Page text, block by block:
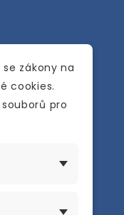
se
01
zákony na
cookies.
pro